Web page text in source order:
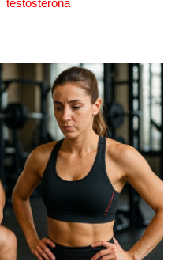
testosterona